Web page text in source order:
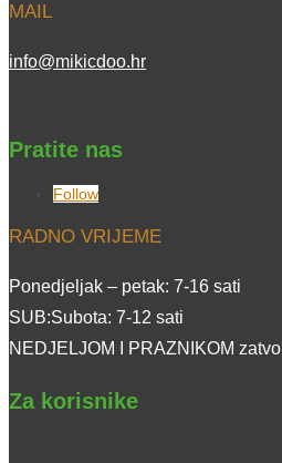
MAIL
info@mikicdoo.hr
Pratite nas
Follow
RADNO VRIJEME
Ponedjeljak – petak: 7-16 sati
SUB:Subota: 7-12 sati
NEDJELJOM I PRAZNIKOM
Za korisnike